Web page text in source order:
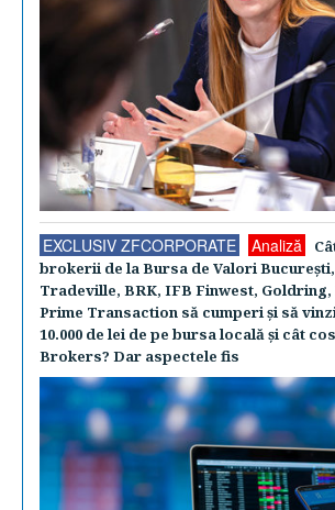
EXCLUSIV ZFCORPORATE Analiză
brokerii de la Bursa de Valori Bucureşti,
Tradeville, BRK, IFB Finwest,
Prime Transaction să cumperi şi să
10.000 de lei de pe bursa locală şi cât
Brokers? Dar aspectele fis